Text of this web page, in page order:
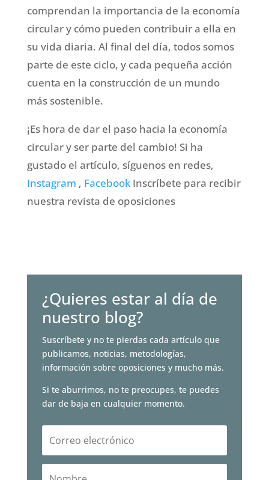
comprendan la importancia de la economía
circular y cómo pueden contribuir a ella en
su vida diaria. Al final del día, todos somos
parte de este ciclo, y cada pequeña acción
cuenta en la construcción de un mundo
más sostenible.
¡Es hora de dar el paso hacia la economía
circular y ser parte del cambio! Si ha
gustado el artículo, síguenos en redes,
Instagram , FacebookInscríbete para recibir
nuestra revista de oposiciones
¿Quieres estar al día de
nuestro blog?
Suscríbete y no te pierdas cada artículo que
publicamos, noticias, metodologías,
información sobre oposiciones y mucho más.
Si te aburrimos, no te preocupes, te puedes
dar de baja en cualquier momento.